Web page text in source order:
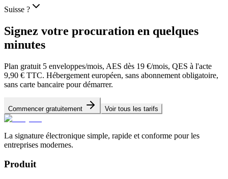
Suisse ?
Signez votre procuration en quelques
minutes
Plan gratuit 5 enveloppes/mois, AES dès 19 €/mois, QES à l'acte
9,90 € TTC. Hébergement européen, sans abonnement obligatoire,
sans carte bancaire pour démarrer.
Commencer gratuitement Voir tous les tarifs
La signature électronique simple, rapide et conforme pour les
entreprises modernes.
Produit